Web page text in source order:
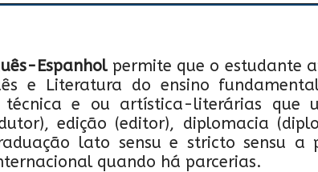
Espanholpermite que o estudante
e Literatura do ensino
técnica e ou artística-literárias
edição (editor), diplomacia
lato sensu e stricto sensu a
quando há parcerias.